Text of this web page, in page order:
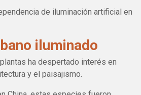
de iluminación artificial en
iluminado
ha despertado interés en
y el paisajismo.